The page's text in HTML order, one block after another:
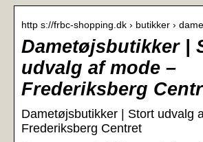
http s://frbc-shopping.dk › butikker ›
Dametøjsbutikker |
udvalg af mode –
Frederiksberg
Dametøjsbutikker | Stort udvalg
Frederiksberg Centret